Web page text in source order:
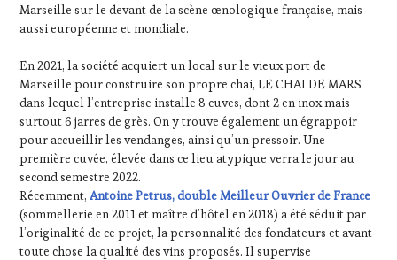
Marseille sur le devant de la scène œnologique française, mais
aussi européenne et mondiale.
En 2021, la société acquiert un local sur le vieux port de
Marseille pour construire son propre chai, LE CHAI DE MARS
dans lequel l’entreprise installe 8 cuves, dont 2 en inox mais
surtout 6 jarres de grès. On y trouve également un égrappoir
pour accueillir les vendanges, ainsi qu’un pressoir. Une
première cuvée, élevée dans ce lieu atypique verra le jour au
second semestre 2022.
Récemment,Antoine Petrus, double Meilleur Ouvrier de France
(sommellerie en 2011 et maître d’hôtel en 2018) a été séduit par
l’originalité de ce projet, la personnalité des fondateurs et avant
toute chose la qualité des vins proposés. Il supervise